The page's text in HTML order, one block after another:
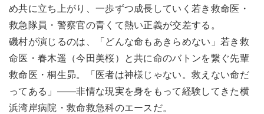
め共に立ち上がり、一歩ずつ成長していく若き救命医・
救急隊員・警察官の青くて熱い正義が交差する。
磯村が演じるのは、「どんな命もあきらめない」若き救
命医・春木遥（今田美桜）と共に命のバトンを繋ぐ先輩
救命医・桐生昴。「医者は神様じゃない。救えない命だ
ってある」――非情な現実を身をもって経験してきた横
浜湾岸病院・救命救急科のエースだ。